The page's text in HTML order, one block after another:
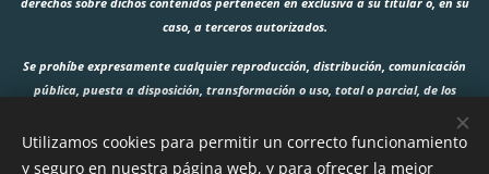
caso, a terceros autorizados.
Se prohíbe expresamente cualquier reproducción, distribución, comunicación
pública, puesta a disposición, transformación o uso, total o parcial, de los
contenidos de este sitio web sin autorización previa y por escrito de su titular. El
uso no autorizado podrá dar lugar a las acciones legales correspondientesT
Utilizamos cookies para permitir un correcto funcionamiento
y seguro en nuestra página web, y para ofrecer la mejor